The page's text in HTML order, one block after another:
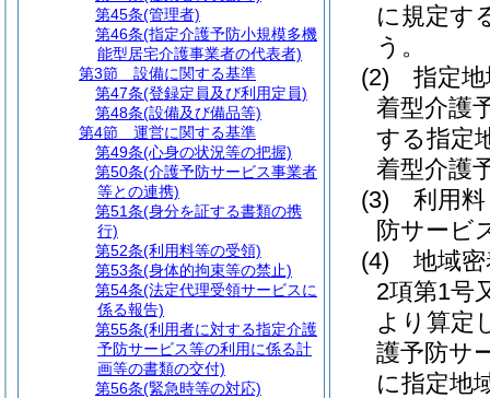
に規定す
う。
(2)
指定
着型介護
する指定
着型介護
(3)
利用
防サービ
(4)
地域
2項第1号
より算定
護予防サ
に指定地
第45条(管理者)
第46条(指定介護予防小規模多機
能型居宅介護事業者の代表者)
第3節
設備に関する基準
第47条(登録定員及び利用定員)
第48条(設備及び備品等)
第4節
運営に関する基準
第49条(心身の状況等の把握)
第50条(介護予防サービス事業者
等との連携)
第51条(身分を証する書類の携
行)
第52条(利用料等の受領)
第53条(身体的拘束等の禁止)
第54条(法定代理受領サービスに
係る報告)
第55条(利用者に対する指定介護
予防サービス等の利用に係る計
画等の書類の交付)
第56条(緊急時等の対応)